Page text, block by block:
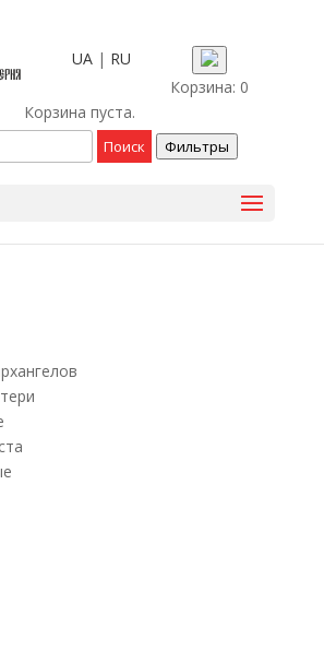
UA| RU
Корзина: 0
Корзина пуста.
Фильтры